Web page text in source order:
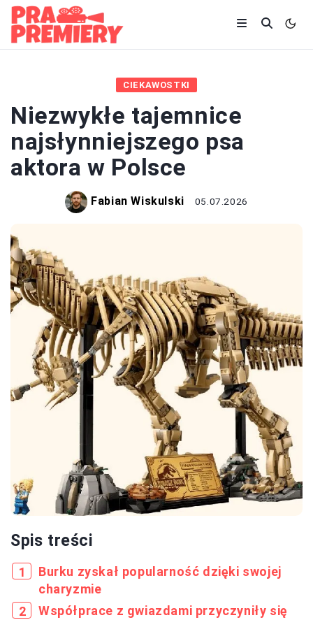
CIEKAWOSTKI
Niezwykłe tajemnice
najsłynniejszego psa
aktora w Polsce
Fabian Wiskulski 05.07.2026
Spis treści
Burku zyskał popularność dzięki swojej
charyzmie
Współprace z gwiazdami przyczyniły się